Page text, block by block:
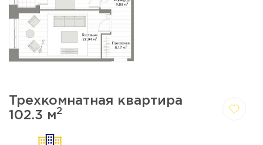
Трехкомнатная квартира
102.3 м2